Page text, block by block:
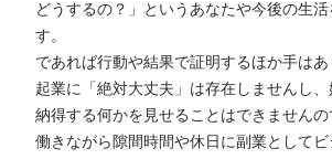
どうするの？」というあなたや今後の生
す。
であれば行動や結果で証明するほか手はあ
起業に「絶対大丈夫」は存在しませんし
納得する何かを見せることはできません
働きながら隙間時間や休日に副業として